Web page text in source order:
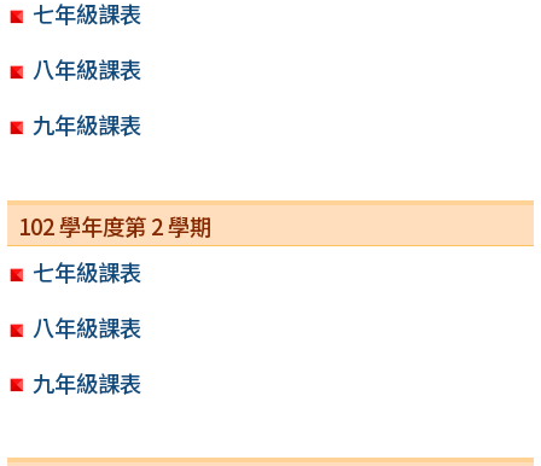
七年級課表
八年級課表
九年級課表
102 學年度第 2 學期
七年級課表
八年級課表
九年級課表